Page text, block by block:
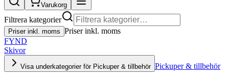
Varukorg
Filtrera kategorier
Priser inkl. moms Priser inkl. moms
FYND
Skivor
Visa underkategorier för Pickuper & tillbehör Pickuper & tillbehör